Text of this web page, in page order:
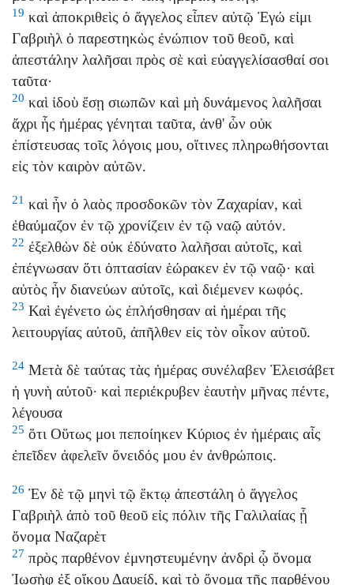
19 καὶ ἀποκριθεὶς ὁ ἄγγελος εἶπεν αὐτῷ Ἐγώ εἰμι
Γαβριὴλ ὁ παρεστηκὼς ἐνώπιον τοῦ θεοῦ, καὶ
ἀπεστάλην λαλῆσαι πρὸς σὲ καὶ εὐαγγελίσασθαί σοι
ταῦτα·
20 καὶ ἰδοὺ ἔσῃ σιωπῶν καὶ μὴ δυνάμενος λαλῆσαι
ἄχρι ἧς ἡμέρας γένηται ταῦτα, ἀνθ' ὧν οὐκ
ἐπίστευσας τοῖς λόγοις μου, οἵτινες πληρωθήσονται
εἰς τὸν καιρὸν αὐτῶν.
21 καὶ ἦν ὁ λαὸς προσδοκῶν τὸν Ζαχαρίαν, καὶ
ἐθαύμαζον ἐν τῷ χρονίζειν ἐν τῷ ναῷ αὐτόν.
22 ἐξελθὼν δὲ οὐκ ἐδύνατο λαλῆσαι αὐτοῖς, καὶ
ἐπέγνωσαν ὅτι ὀπτασίαν ἑώρακεν ἐν τῷ ναῷ· καὶ
αὐτὸς ἦν διανεύων αὐτοῖς, καὶ διέμενεν κωφός.
23 Καὶ ἐγένετο ὡς ἐπλήσθησαν αἱ ἡμέραι τῆς
λειτουργίας αὐτοῦ, ἀπῆλθεν εἰς τὸν οἶκον αὐτοῦ.
24 Μετὰ δὲ ταύτας τὰς ἡμέρας συνέλαβεν Ἐλεισάβετ
ἡ γυνὴ αὐτοῦ· καὶ περιέκρυβεν ἑαυτὴν μῆνας πέντε,
λέγουσα
25 ὅτι Οὕτως μοι πεποίηκεν Κύριος ἐν ἡμέραις αἷς
ἐπεῖδεν ἀφελεῖν ὄνειδός μου ἐν ἀνθρώποις.
26 Ἐν δὲ τῷ μηνὶ τῷ ἕκτῳ ἀπεστάλη ὁ ἄγγελος
Γαβριὴλ ἀπὸ τοῦ θεοῦ εἰς πόλιν τῆς Γαλιλαίας ᾗ
ὄνομα Ναζαρὲτ
27 πρὸς παρθένον ἐμνηστευμένην ἀνδρὶ ᾧ ὄνομα
Ἰωσὴφ ἐξ οἴκου Δαυείδ, καὶ τὸ ὄνομα τῆς παρθένου